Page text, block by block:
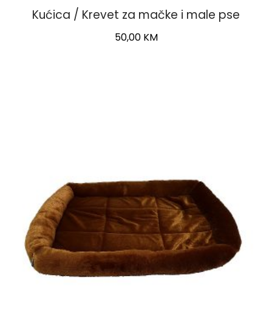
Kućica / Krevet za mačke i male pse
50,00 KM